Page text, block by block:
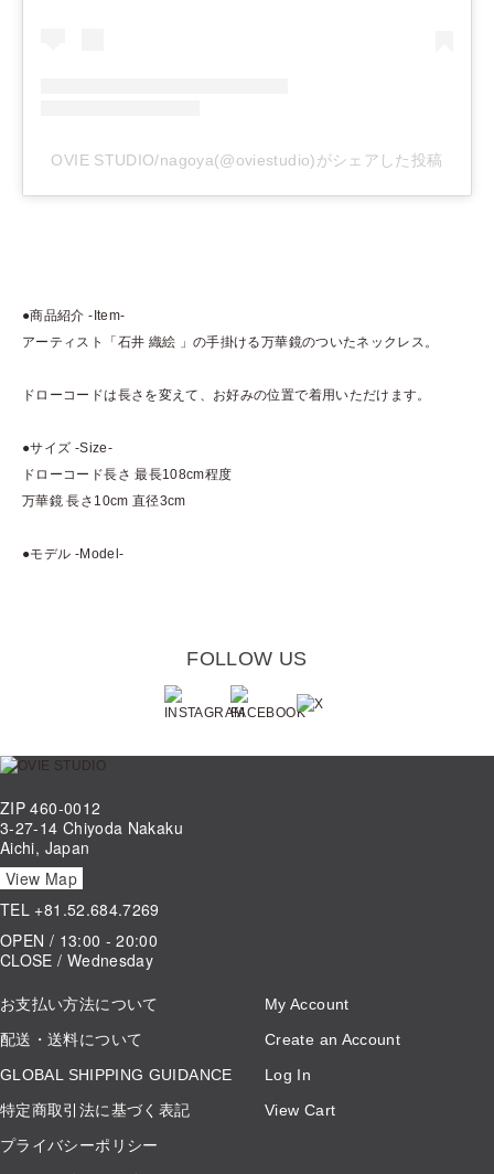
OVIE STUDIO/nagoya(@oviestudio)がシェアした投稿
●商品紹介 -Item-
アーティスト「石井 織絵 」の手掛ける万華鏡のついたネックレス。
ドローコードは長さを変えて、お好みの位置で着用いただけます。
●サイズ -Size-
ドローコード長さ 最長108cm程度
万華鏡 長さ10cm 直径3cm
●モデル -Model-
FOLLOW US
ZIP 460-0012
3-27-14 Chiyoda Nakaku
Aichi, Japan
View Map
TEL +81.52.684.7269
OPEN / 13:00 - 20:00
CLOSE / Wednesday
お支払い方法について
配送・送料について
GLOBAL SHIPPING GUIDANCE
特定商取引法に基づく表記
プライバシーポリシー
My Account
Create an Account
Log In
View Cart